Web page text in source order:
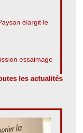
élargit le
essaimage
les actualités